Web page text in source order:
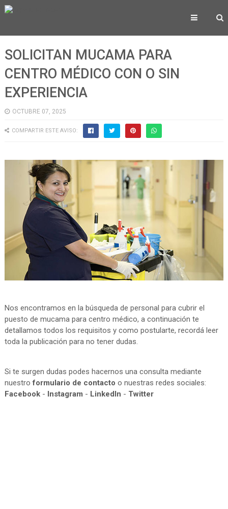
SOLICITAN MUCAMA PARA
CENTRO MÉDICO CON O SIN
EXPERIENCIA
OCTUBRE 07, 2025
COMPARTIR ESTE AVISO:
Nos encontramos en la búsqueda de personal para cubrir el
puesto de mucama para centro médico, a continuación te
detallamos todos los requisitos y como postularte, recordá leer
toda la publicación para no tener dudas.
Si te surgen dudas podes hacernos una consulta mediante
nuestroformulario de contacto o nuestras redes sociales:
Facebook- Instagram - LinkedIn - Twitter